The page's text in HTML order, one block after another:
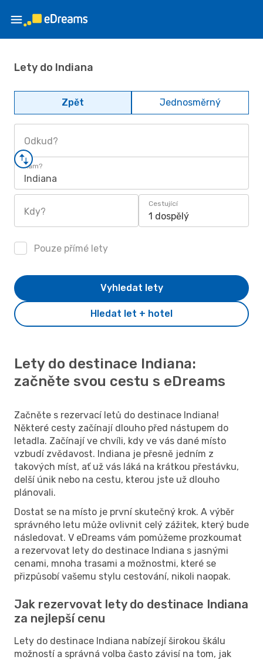
Lety do Indiana
Zpět Jednosměrný
Odkud?
Kam?
Indiana
Kdy?
Cestující
1 dospělý
Pouze přímé lety
Hledat let + hotel
Vyhledat lety
Lety do destinace Indiana:
začněte svou cestu s eDreams
Začněte s rezervací letů do destinace Indiana!
Některé cesty začínají dlouho před nástupem do
letadla. Začínají ve chvíli, kdy ve vás dané místo
vzbudí zvědavost. Indiana je přesně jedním z
takových míst, ať už vás láká na krátkou přestávku,
delší únik nebo na cestu, kterou jste už dlouho
plánovali.
Dostat se na místo je první skutečný krok. A výběr
správného letu může ovlivnit celý zážitek, který bude
následovat. V eDreams vám pomůžeme prozkoumat
a rezervovat lety do destinace Indiana s jasnými
cenami, mnoha trasami a možnostmi, které se
přizpůsobí vašemu stylu cestování, nikoli naopak.
Jak rezervovat lety do destinace Indiana
za nejlepší cenu
Lety do destinace Indiana nabízejí širokou škálu
možností a správná volba často závisí na tom, jak